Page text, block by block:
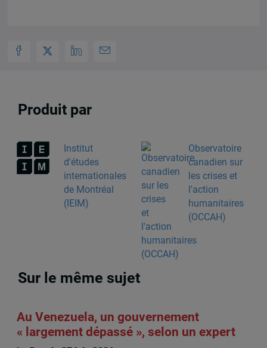
Produit par
Institut
d'études
internationales
de Montréal
(IEIM)
Observatoire
canadien sur
les crises et
l'action
humanitaires
(OCCAH)
Sur le même sujet
Au Venezuela, un gouvernement
« largement dépassé », selon un expert